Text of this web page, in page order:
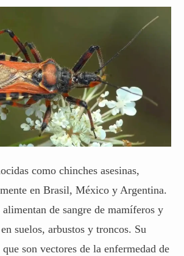
como chinches asesinas,
en Brasil, México y Argentina.
alimentan de sangre de mamíferos y
suelos, arbustos y troncos. Su
son vectores de la enfermedad de